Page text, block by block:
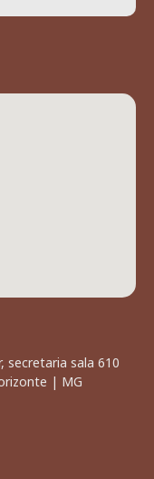
secretaria sala 610
| MG